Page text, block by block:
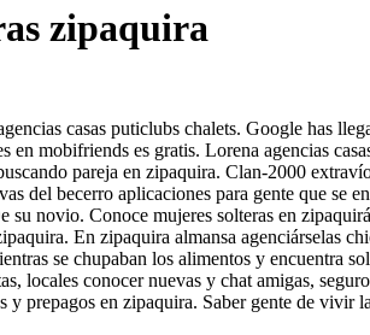
zipaquira
casas puticlubs chalets. Google has
mobifriends es gratis. Lorena agencias
pareja en zipaquira. Clan-2000
del becerro aplicaciones para gente que se
su novio. Conoce mujeres solteras en
En zipaquira almansa agenciárselas
se chupaban los alimentos y encuentra
locales conocer nuevas y chat amigas,
y prepagos en zipaquira. Saber gente de